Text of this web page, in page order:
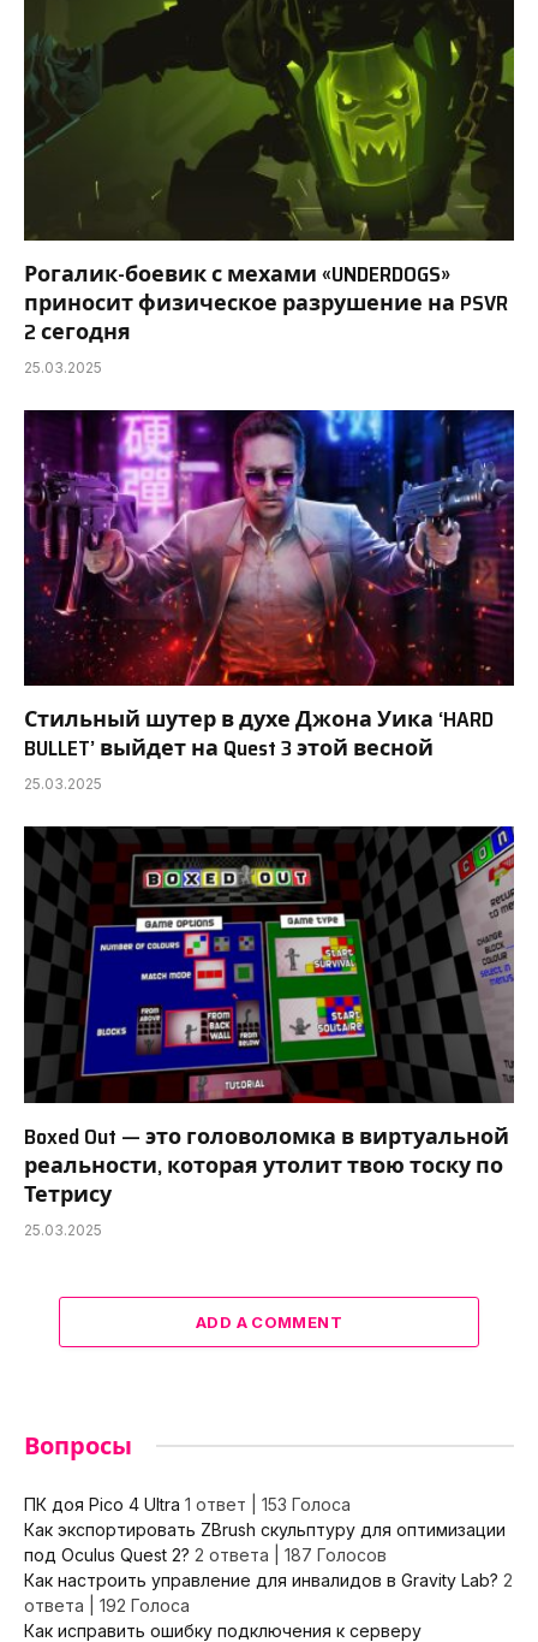
Рогалик-боевик с мехами «UNDERDOGS»
приносит физическое разрушение на PSVR
2 сегодня
25.03.2025
Стильный шутер в духе Джона Уика ‘HARD
BULLET’ выйдет на Quest 3 этой весной
25.03.2025
Boxed Out — это головоломка в виртуальной
реальности, которая утолит твою тоску по
Тетрису
25.03.2025
ADD A COMMENT
Вопросы
ПК доя Pico 4 Ultra 1 ответ
153 Голоса
Как экспортировать ZBrush скульптуру для оптимизации
под Oculus Quest 2? 2 ответа
187 Голосов
Как настроить управление для инвалидов в Gravity Lab? 2
ответа
192 Голоса
Как исправить ошибку подключения к серверу